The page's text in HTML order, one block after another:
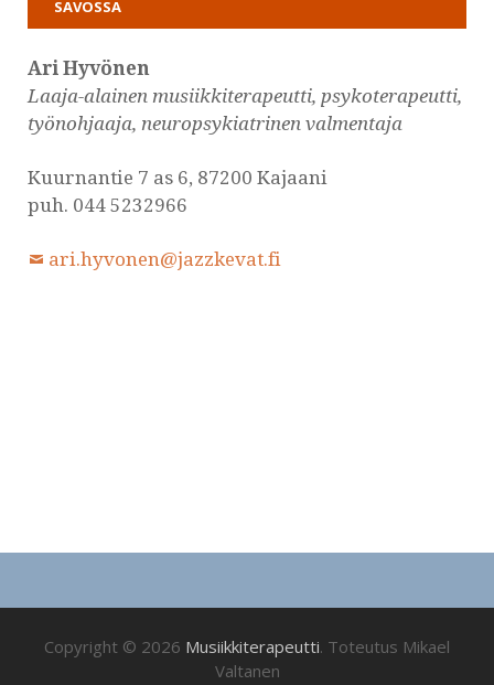
SAVOSSA
Ari Hyvönen
Laaja-alainen musiikkiterapeutti, psykoterapeutti,
työnohjaaja, neuropsykiatrinen valmentaja
Kuurnantie 7 as 6, 87200 Kajaani
puh. 044 5232966
ari.hyvonen@jazzkevat.fi
Copyright © 2026 Musiikkiterapeutti. Toteutus Mikael
Valtanen